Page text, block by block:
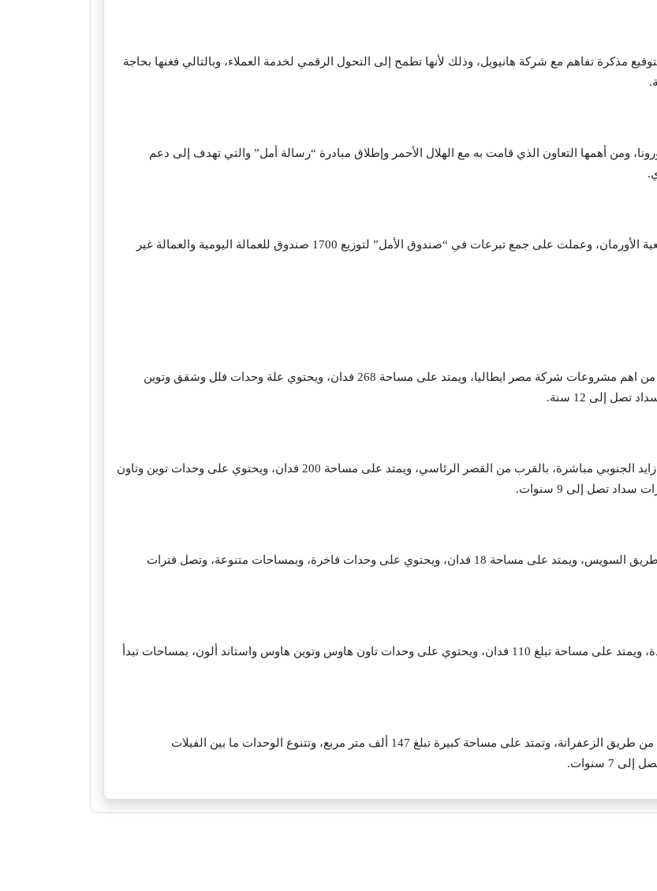
مذكرة تفاهم مع شركة هانيويل، وذلك لأنها تطمح إلى التحول الرقمي لخدمة العملاء، وبالتالي فغنها بحاجة
ومن أهمها التعاون الذي قامت به مع الهلال الأحمر وإطلاق مبادرة “رسالة أمل” والتي تهدف إلى دعم
أعلنت مصر إيطاليا عن مبادرة “رسالة أمل” بالتعاون مع جمعية الأورمان، وعملت على جمع تبرعات في “صندوق الأمل” لتوزيع 1700 صندوق للعمالة اليومية والعمالة غير
بقلب مدينة المستقبل، وهو واحد من اهم مشروعات شركة مصر ايطاليا، ويمتد على مساحة 268 فدان، ويحتوي علة وحدات فلل وشقق وتوين
على شارع محمد بن زايد الجنوبي مباشرة، بالقرب من القصر الرئاسي، ويمتد على مساحة 200 فدان، ويحتوي على وحدات توين وتاون
بالقرب من الطريق الدائري وطريق السويس، ويمتد على مساحة 18 فدان، ويحتوي على وحدات فاخرة، وبمساحات متنوعة، وتصل فترات
في الحي السابع بالعاصمة الإدارية الجديدة، ويمتد على مساحة تبلغ 110 فدان، ويحتوي على وحدات تاون هاوس وتوين هاوس واستاند ألون، بمساحات تبدأ
في أفضل مواقع العين السخنة بالقرب من طريق الزعفرانة، وتمتد على مساحة كبيرة تبلغ 147 ألف متر مربع، وتتنوع الوحدات ما بين الفيلات